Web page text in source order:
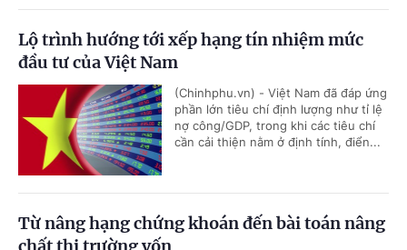
Lộ trình hướng tới xếp hạng tín nhiệm mức
đầu tư của Việt Nam
(Chinhphu.vn) - Việt Nam đã đáp ứng
phần lớn tiêu chí định lượng như tỉ lệ
nợ công/GDP, trong khi các tiêu chí
cần cải thiện nằm ở định tính, điển...
Từ nâng hạng chứng khoán đến bài toán nâng